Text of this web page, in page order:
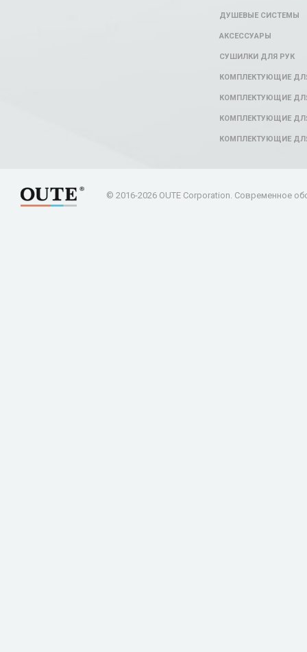
ДУШЕВЫЕ СИСТЕМЫ
АКСЕССУАРЫ
СУШИЛКИ ДЛЯ РУК
КОМПЛЕКТУЮЩИЕ
КОМПЛЕКТУЮЩИЕ
КОМПЛЕКТУЮЩИЕ
КОМПЛЕКТУЮЩИЕ
© 2016-2026 OUTE Corporation. Современное